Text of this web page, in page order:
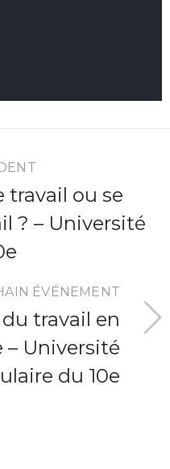
travail ou se
? – Université
ÉVÉNEMENT
travail en
Université
du 10e